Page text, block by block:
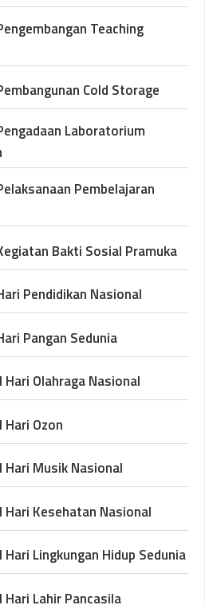
Teaching
Cold Storage
Laboratorium
Pembelajaran
Bakti Sosial Pramuka
Pendidikan Nasional
Pangan Sedunia
Olahraga Nasional
Ozon
Musik Nasional
Kesehatan Nasional
Lingkungan Hidup Sedunia
Lahir Pancasila